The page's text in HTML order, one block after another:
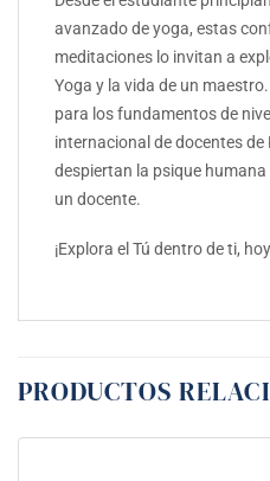
avanzado de yoga, estas
meditaciones lo invitan a
Yoga y la vida de un
para los fundamentos de
internacional de docentes
despiertan la psique
un docente.
¡Explora el Tú dentro de ti,
PRODUCTOS